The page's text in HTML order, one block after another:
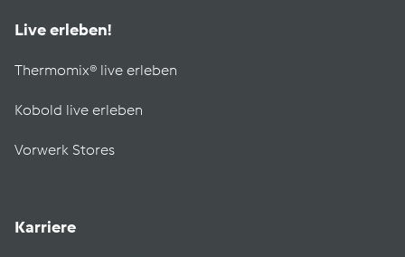
Live erleben!
Thermomix® live erleben
Kobold live erleben
Vorwerk Stores
Karriere